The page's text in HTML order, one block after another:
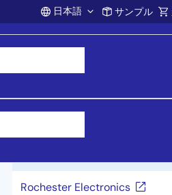
Account
日本語 サンプル
ディストリビュータ
Rochester Electronics